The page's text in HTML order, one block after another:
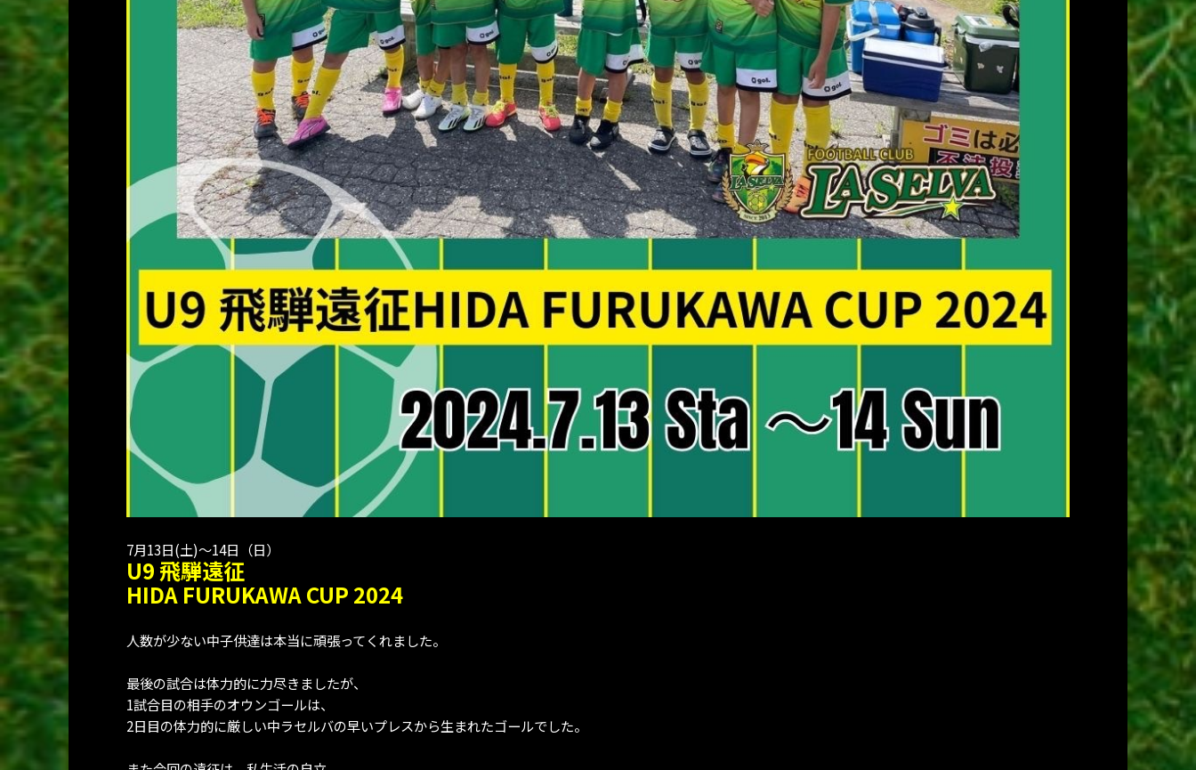
7月13日(土)〜14日（日）
U9 飛騨遠征
HIDA FURUKAWA CUP 2024
人数が少ない中子供達は本当に頑張ってくれました。
最後の試合は体力的に力尽きましたが、
1試合目の相手のオウンゴールは、
2日目の体力的に厳しい中ラセルバの早いプレスから生まれたゴールでした。